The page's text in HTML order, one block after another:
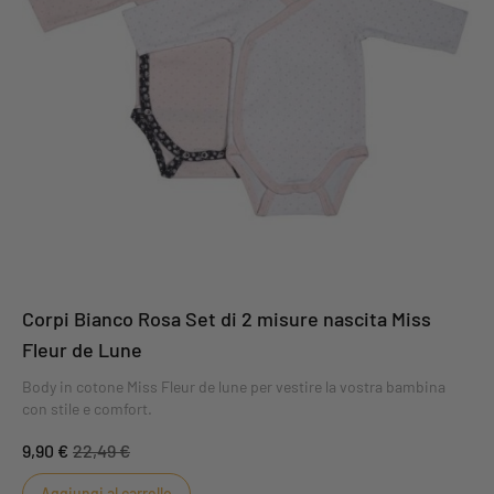
Corpi Bianco Rosa Set di 2 misure nascita Miss
Fleur de Lune
Body in cotone Miss Fleur de lune per vestire la vostra bambina
con stile e comfort.
9,90 € 22,49 €